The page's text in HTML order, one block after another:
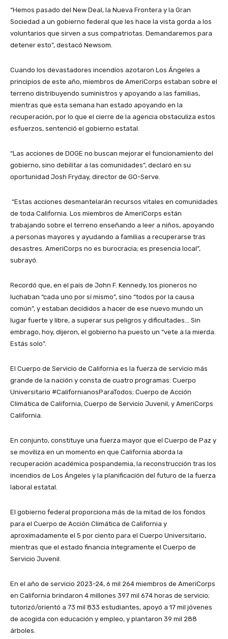
“Hemos pasado del New Deal, la Nueva Frontera y la Gran
Sociedad a un gobierno federal que les hace la vista gorda a los
voluntarios que sirven a sus compatriotas. Demandaremos para
detener esto”, destacó Newsom.
Cuando los devastadores incendios azotaron Los Ángeles a
principios de este año, miembros de AmeriCorps estaban sobre el
terreno distribuyendo suministros y apoyando a las familias,
mientras que esta semana han estado apoyando en la
recuperación, por lo que el cierre de la agencia obstaculiza estos
esfuerzos, sentenció el gobierno estatal.
“Las acciones de DOGE no buscan mejorar el funcionamiento del
gobierno, sino debilitar a las comunidades”, declaró en su
oportunidad Josh Fryday, director de GO-Serve.
“Estas acciones desmantelarán recursos vitales en comunidades
de toda California. Los miembros de AmeriCorps están
trabajando sobre el terreno enseñando a leer a niños, apoyando
a personas mayores y ayudando a familias a recuperarse tras
desastres. AmeriCorps no es burocracia; es presencia local”,
subrayó.
Recordó que, en el país de John F. Kennedy, los pioneros no
luchaban “cada uno por sí mismo”, sino “todos por la causa
común”, y estaban decididos a hacer de ese nuevo mundo un
lugar fuerte y libre, a superar sus peligros y dificultades… Sin
embrago, hoy, dijeron, el gobierno ha puesto un “vete a la mierda.
Estás solo”.
El Cuerpo de Servicio de California es la fuerza de servicio más
grande de la nación y consta de cuatro programas: Cuerpo
Universitario #CalifornianosParaTodos; Cuerpo de Acción
Climática de California, Cuerpo de Servicio Juvenil, y AmeriCorps
California.
En conjunto, constituye una fuerza mayor que el Cuerpo de Paz y
se moviliza en un momento en que California aborda la
recuperación académica pospandemia, la reconstrucción tras los
incendios de Los Ángeles y la planificación del futuro de la fuerza
laboral estatal.
El gobierno federal proporciona más de la mitad de los fondos
para el Cuerpo de Acción Climática de California y
aproximadamente el 5 por ciento para el Cuerpo Universitario,
mientras que el estado financia íntegramente el Cuerpo de
Servicio Juvenil.
En el año de servicio 2023-24, 6 mil 264 miembros de AmeriCorps
en California brindaron 4 millones 397 mil 674 horas de servicio;
tutorizó/orientó a 73 mil 833 estudiantes, apoyó a 17 mil jóvenes
de acogida con educación y empleo, y plantaron 39 mil 288
árboles.